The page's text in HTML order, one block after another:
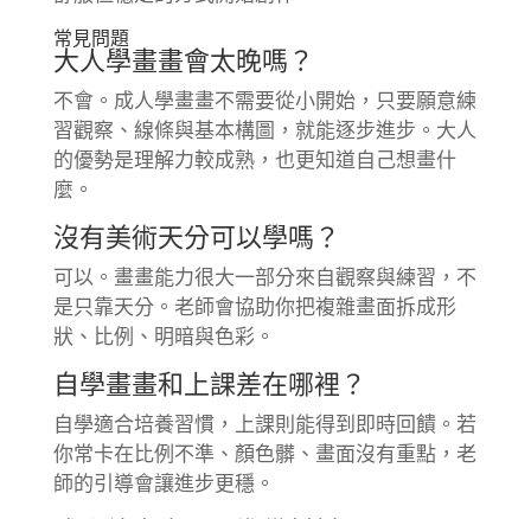
常見問題
大人學畫畫會太晚嗎？
不會。成人學畫畫不需要從小開始，只要願意練
習觀察、線條與基本構圖，就能逐步進步。大人
的優勢是理解力較成熟，也更知道自己想畫什
麼。
沒有美術天分可以學嗎？
可以。畫畫能力很大一部分來自觀察與練習，不
是只靠天分。老師會協助你把複雜畫面拆成形
狀、比例、明暗與色彩。
自學畫畫和上課差在哪裡？
自學適合培養習慣，上課則能得到即時回饋。若
你常卡在比例不準、顏色髒、畫面沒有重點，老
師的引導會讓進步更穩。